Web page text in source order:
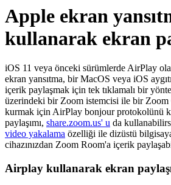
Apple ekran
kullanarak ekran
iOS 11 veya önceki sürümlerde AirPlay
ekran yansıtma, bir MacOS veya iOS
içerik paylaşmak için tek tıklamalı bir
üzerindeki bir Zoom istemcisi ile bir Zoom
kurmak için AirPlay bonjour protokolünü
paylaşımı, share.zoom.us' u da
video yakalama özelliği ile dizüstü
cihazınızdan Zoom Room'a içerik
Airplay kullanarak ekran